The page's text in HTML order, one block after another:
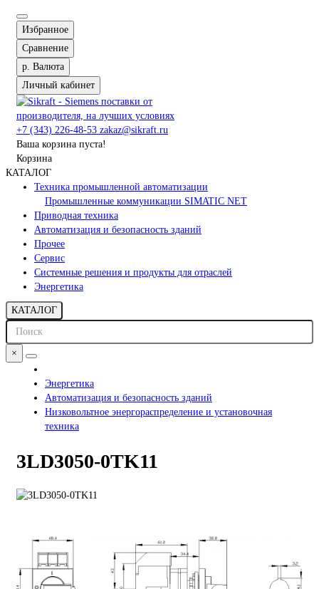
Избранное
Сравнение
р. Валюта
Личный кабинет
+7 (343) 226-48-53 zakaz@sikraft.ru
Ваша корзина пуста!
Корзина
КАТАЛОГ
Техника промышленной автоматизации
Промышленные коммуникации SIMATIC NET
Приводная техника
Автоматизация и безопасность зданий
Прочее
Сервис
Системные решения и продукты для отраслей
Энергетика
КАТАЛОГ
×
Энергетика
Автоматизация и безопасность зданий
Низковольтное энергораспределение и установочная
техника
3LD3050-0TK11